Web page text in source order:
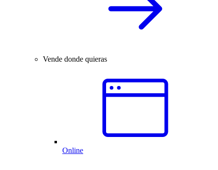
Vende donde quieras
Online